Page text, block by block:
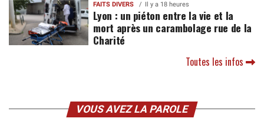
FAITS DIVERS Il y a 18 heures
Lyon : un piéton entre la vie et la
mort après un carambolage rue de la
Charité
Toutes les infos
VOUS AVEZ LA PAROLE